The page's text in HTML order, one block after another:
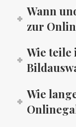
Wann
zur
Wie teile
Wie